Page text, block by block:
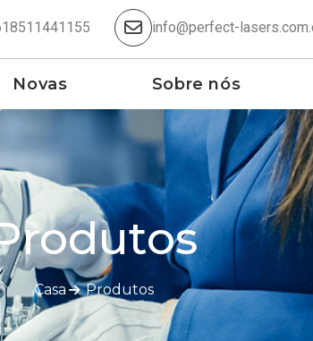
info@perfect-
Novas Sobre nós
Casa Produtos